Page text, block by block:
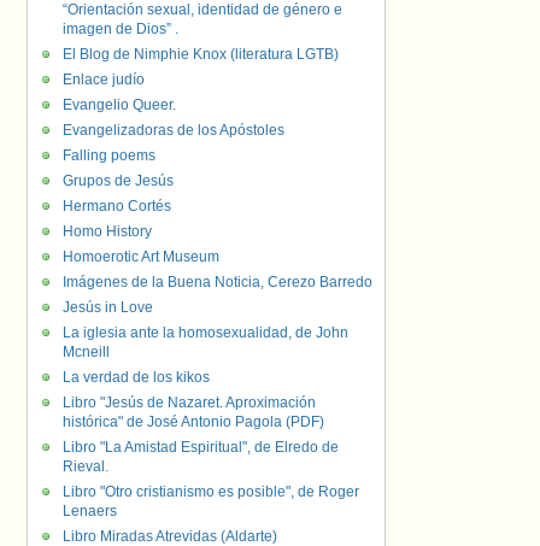
“Orientación sexual, identidad de género e
imagen de Dios” .
El Blog de Nimphie Knox (literatura LGTB)
Enlace judío
Evangelio Queer.
Evangelizadoras de los Apóstoles
Falling poems
Grupos de Jesús
Hermano Cortés
Homo History
Homoerotic Art Museum
Imágenes de la Buena Noticia, Cerezo Barredo
Jesús in Love
La iglesia ante la homosexualidad, de John
Mcneill
La verdad de los kikos
Libro "Jesús de Nazaret. Aproximación
histórica" de José Antonio Pagola (PDF)
Libro "La Amistad Espiritual", de Elredo de
Rieval.
Libro "Otro cristianismo es posible", de Roger
Lenaers
Libro Miradas Atrevidas (Aldarte)